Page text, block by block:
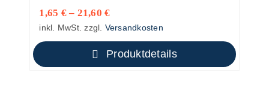
1,65 €– 21,60€
inkl. MwSt. zzgl. Versandkosten
Produktdetails